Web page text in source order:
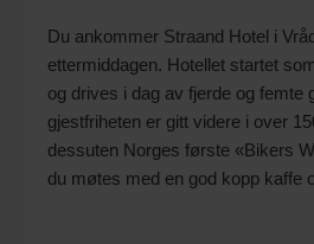
Du ankommer Straand Hotel i
ettermiddagen. Hotellet startet
og drives i dag av fjerde og femte
gjestfriheten er gitt videre i over
dessuten Norges første «Bikers
du møtes med en god kopp kaffe